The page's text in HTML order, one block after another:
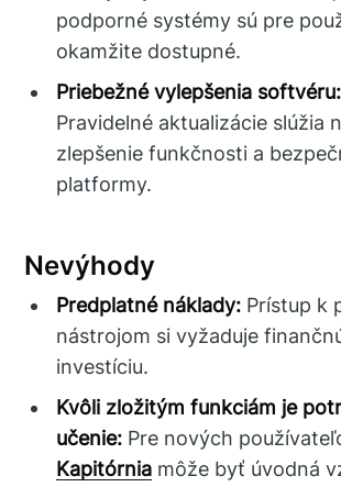
podporné systémy sú pre
okamžite dostupné.
Priebežné vylepšenia softvéru:
Pravidelné aktualizácie slúžia
zlepšenie funkčnosti a
platformy.
Nevýhody
Predplatné náklady: Prístup k
nástrojom si vyžaduje
investíciu.
Kvôli zložitým funkciám je
učenie: Pre nových
Kapitórnia môže byť úvodná